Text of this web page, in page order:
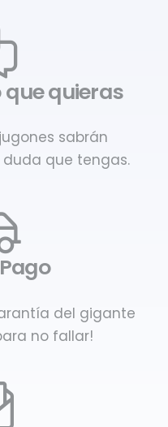
quieras
sabrán
que tengas.
del gigante
no fallar!